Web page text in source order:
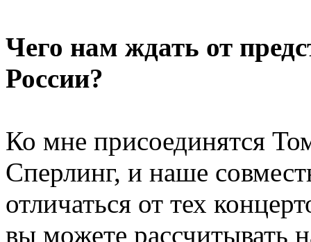
Чего нам ждать от
России?
Ко мне присоединятся
Сперлинг, и наше
отличаться от тех
вы можете рассчитывать